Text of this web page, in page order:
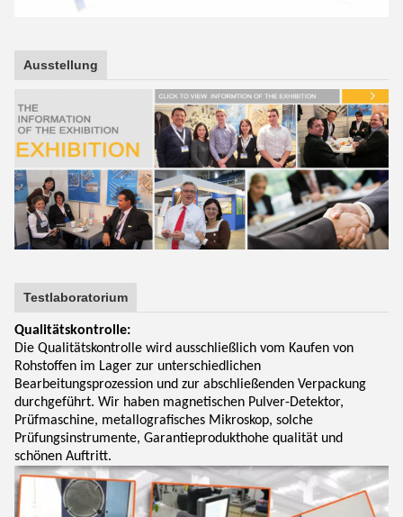
Ausstellung
Testlaboratorium
Qualitätskontrolle:
Die Qualitätskontrolle wird ausschließlich vom Kaufen von
Rohstoffen im Lager zur unterschiedlichen
Bearbeitungsprozession und zur abschließenden Verpackung
durchgeführt. Wir haben magnetischen Pulver-Detektor,
Prüfmaschine, metallografisches Mikroskop, solche
Prüfungsinstrumente, Garantieprodukthohe qualität und
schönen Auftritt.